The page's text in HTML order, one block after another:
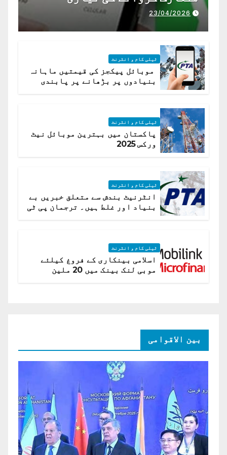
23/04/2026
ٹیلی کام و انٹرنٹ
موبائل پیکجز کی قیمتیں ماہانہ
بنیادوں پر بڑھانے پر پابندی
ٹیلی کام و انٹرنٹ
پاکستان میں بہترین موبائل نیٹ
ورکس 2025
ٹیلی کام و انٹرنٹ
انٹرنیٹ بندش سے متعلق خبریں بے
بنیاد اور غلط ہیں۔ ترجمان پی ٹی
ٹیلی کام و انٹرنٹ
اسلامی بینکاری کے فروغ کیلئے
موبی لنک بینک میں 20 ملین
بین الاقوامی